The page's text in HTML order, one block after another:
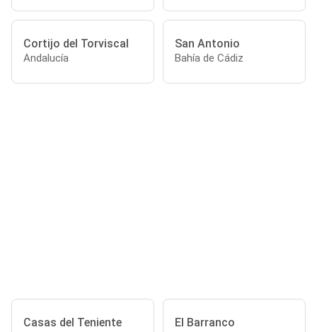
Cortijo del Torviscal
Andalucía
San Antonio
Bahía de Cádiz
Casas del Teniente El Barranco